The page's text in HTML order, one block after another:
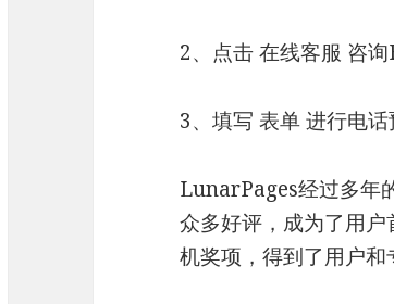
2、点击 在线客服 咨
3、填写 表单 进行电话
LunarPages经过多年
众多好评，成为了用
机奖项，得到了用户和